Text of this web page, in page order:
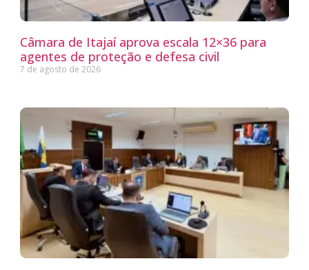
Câmara de Itajaí aprova escala 12×36 para
agentes de proteção e defesa civil
7 de agosto de 2026